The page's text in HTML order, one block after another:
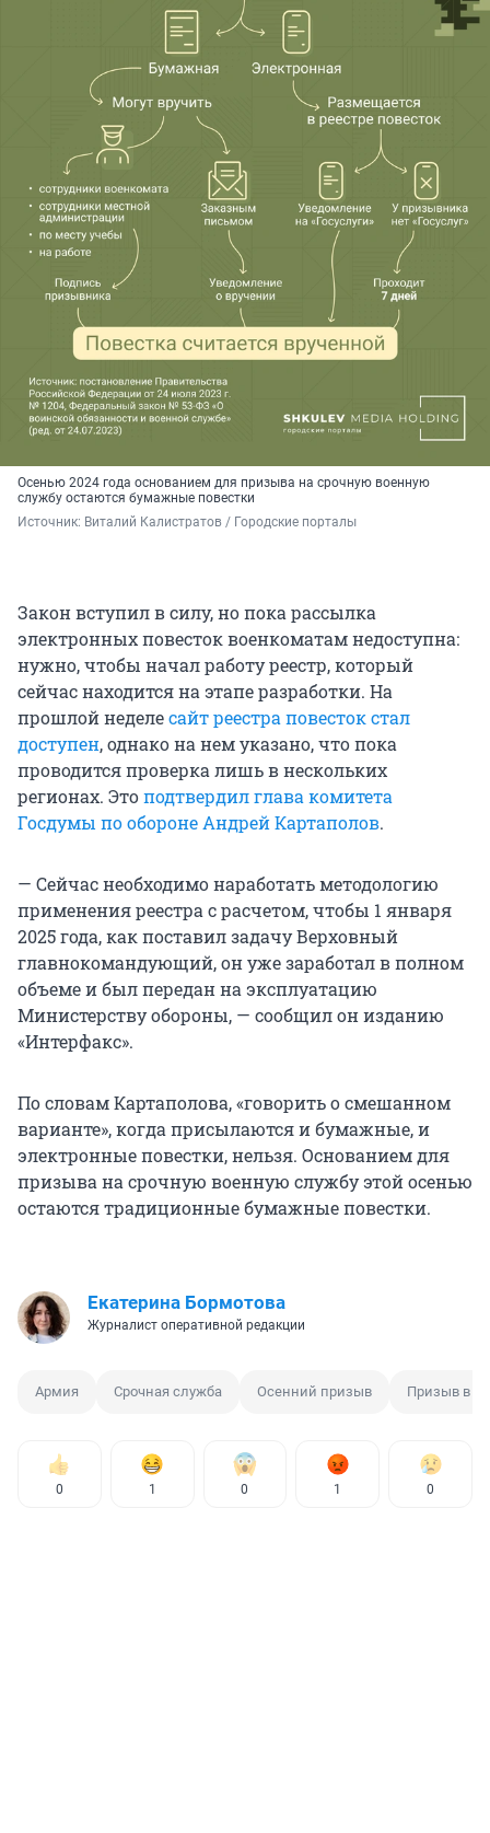
Осенью 2024 года основанием для призыва на срочную военную
службу остаются бумажные повестки
Источник: Виталий Калистратов / Городские порталы
Закон вступил в силу, но пока рассылка
электронных повесток военкоматам недоступна:
нужно, чтобы начал работу реестр, который
сейчас находится на этапе разработки. На
прошлой неделесайт реестра повесток стал
доступен, однако на нем указано, что пока
проводится проверка лишь в нескольких
регионах. Этоподтвердил глава комитета
Госдумы по обороне Андрей Картаполов.
— Сейчас необходимо наработать методологию
применения реестра с расчетом, чтобы 1 января
2025 года, как поставил задачу Верховный
главнокомандующий, он уже заработал в полном
объеме и был передан на эксплуатацию
Министерству обороны, — сообщил он изданию
«Интерфакс».
По словам Картаполова, «говорить о смешанном
варианте», когда присылаются и бумажные, и
электронные повестки, нельзя. Основанием для
призыва на срочную военную службу этой осенью
остаются традиционные бумажные повестки.
Екатерина Бормотова
Журналист оперативной редакции
Армия Срочная служба Осенний призыв Призыв в
0 1 0 1 0